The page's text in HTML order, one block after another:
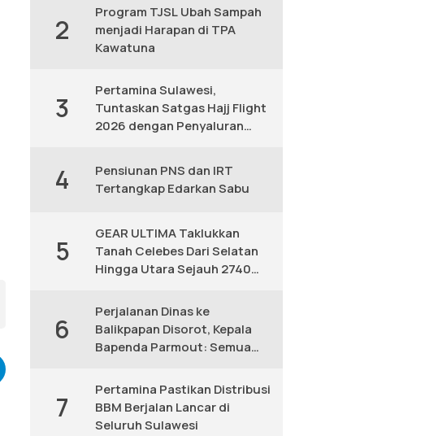
2
Program TJSL Ubah Sampah
menjadi Harapan di TPA
Kawatuna
3
Pertamina Sulawesi,
Tuntaskan Satgas Hajj Flight
2026 dengan Penyaluran
4
Pensiunan PNS dan IRT
Tertangkap Edarkan Sabu
5
GEAR ULTIMA Taklukkan
Tanah Celebes Dari Selatan
Hingga Utara Sejauh 2740
6
Perjalanan Dinas ke
Balikpapan Disorot, Kepala
Bapenda Parmout: Semua
7
Pertamina Pastikan Distribusi
BBM Berjalan Lancar di
Seluruh Sulawesi